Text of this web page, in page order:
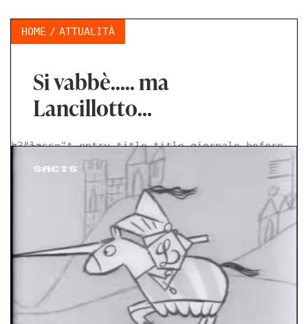
HOME ATTUALITÀ
Si vabbè….. ma
Lancillotto…
< class="t-entry-title title-giornale-before h3">>